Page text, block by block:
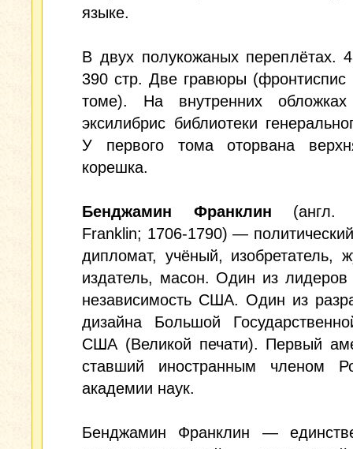
языке.
В двух полукожаных переплётах.
390 стр. Две гравюры
томе). На внутренних обложках
эксилибрис библиотеки
У первого тома оторвана
корешка.
Бенджамин Франклин (англ.
Franklin; 1706-1790) —
дипломат, учёный, изобретатель,
издатель, масон. Один из
независимость США. Один из
дизайна Большой
США (Великой печати). Первый
ставший иностранным членом
академии наук.
Бенджамин Франклин —